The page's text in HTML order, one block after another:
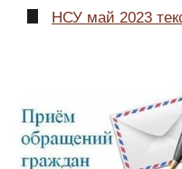
НСУ май 2023